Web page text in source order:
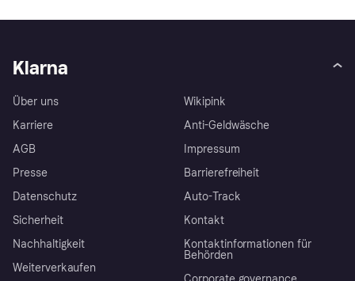
Klarna
Über uns
Karriere
AGB
Presse
Datenschutz
Sicherheit
Nachhaltigkeit
Weiterverkaufen
Wikipink
Anti-Geldwäsche
Impressum
Barrierefreiheit
Auto-Track
Kontakt
Kontaktinformationen für
Behörden